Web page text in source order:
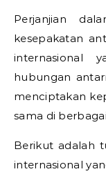
Perjanjian
kesepakatan
internasional
hubungan
menciptakan
sama di
Berikut adalah
internasional